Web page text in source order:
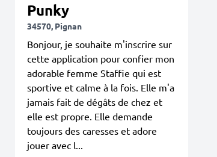
Punky
34570, Pignan
Bonjour, je souhaite m'inscrire sur
cette application pour confier mon
adorable femme Staffie qui est
sportive et calme à la fois. Elle m'a
jamais fait de dégâts de chez et
elle est propre. Elle demande
toujours des caresses et adore
jouer avec l...